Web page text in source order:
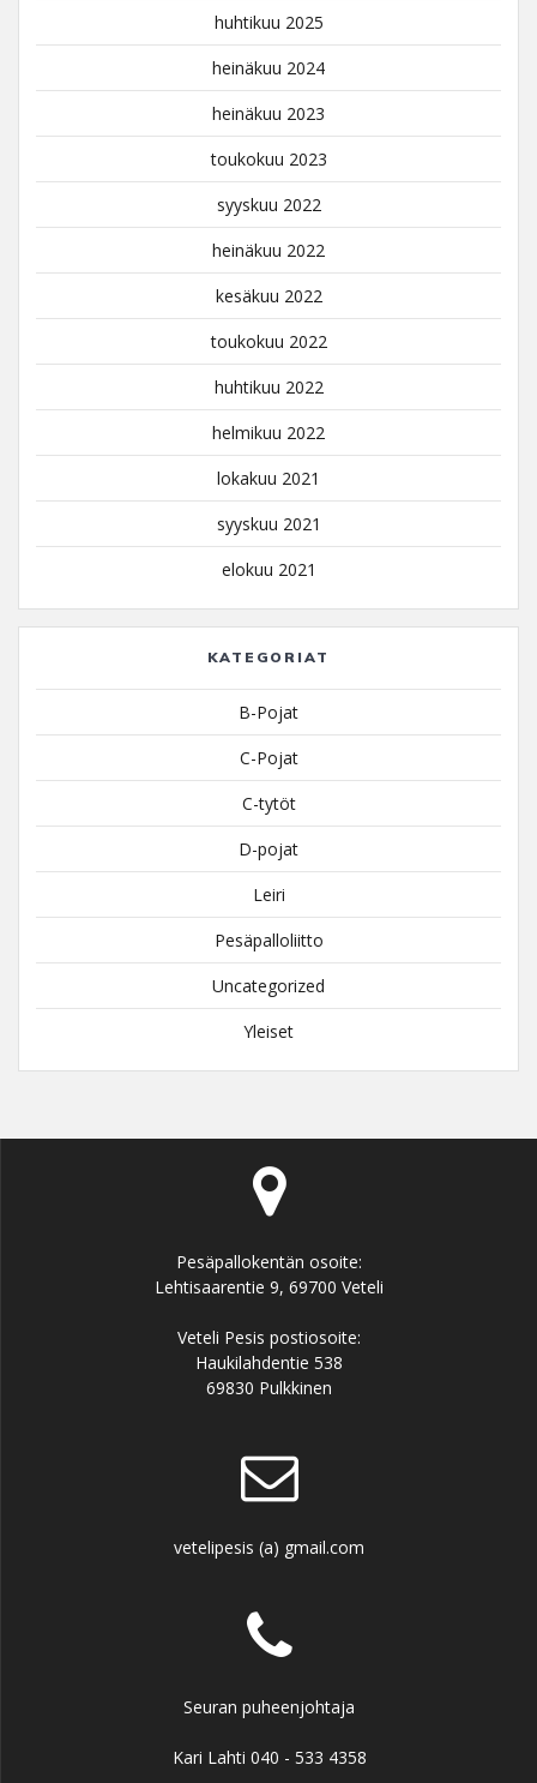
huhtikuu 2025
heinäkuu 2024
heinäkuu 2023
toukokuu 2023
syyskuu 2022
heinäkuu 2022
kesäkuu 2022
toukokuu 2022
huhtikuu 2022
helmikuu 2022
lokakuu 2021
syyskuu 2021
elokuu 2021
KATEGORIAT
B-Pojat
C-Pojat
C-tytöt
D-pojat
Leiri
Pesäpalloliitto
Uncategorized
Yleiset
Pesäpallokentän osoite:
Lehtisaarentie 9, 69700 Veteli
Veteli Pesis postiosoite:
Haukilahdentie 538
69830 Pulkkinen
vetelipesis (a) gmail.com
Seuran puheenjohtaja
Kari Lahti 040 - 533 4358